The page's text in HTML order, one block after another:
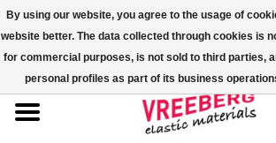
Startseite
By using our website, you agree to the usage of
website better. The data collected through cookies is
for commercial purposes, is not sold to third parties,
personal profiles as part of its business